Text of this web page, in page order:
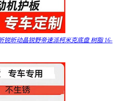
锐昕动晶锐野帝速派柯米克底盘 树脂 16-